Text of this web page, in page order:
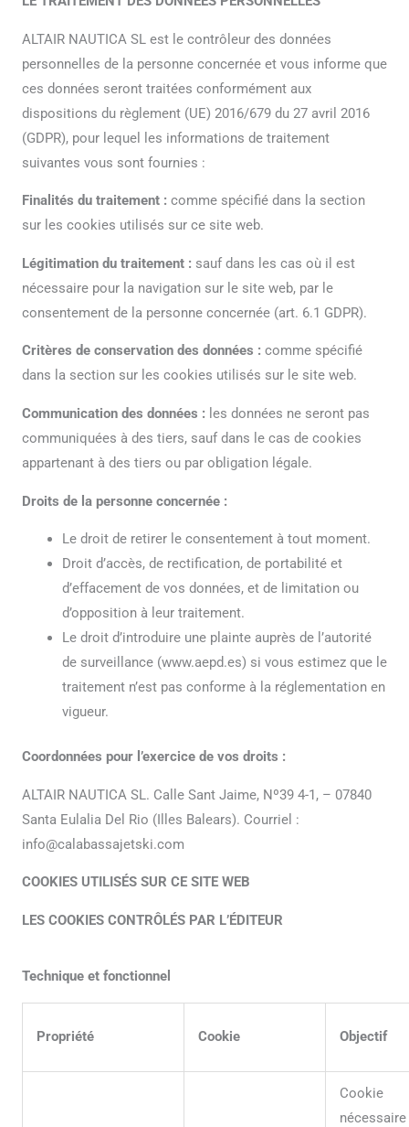
ALTAIR NAUTICA SL est le contrôleur des données
personnelles de la personne concernée et vous informe que
ces données seront traitées conformément aux
dispositions du règlement (UE) 2016/679 du 27 avril 2016
(GDPR), pour lequel les informations de traitement
suivantes vous sont fournies :
Finalités du traitement : comme spécifié dans la section
sur les cookies utilisés sur ce site web.
Légitimation du traitement : sauf dans les cas où il est
nécessaire pour la navigation sur le site web, par le
consentement de la personne concernée (art. 6.1 GDPR).
Critères de conservation des données : comme spécifié
dans la section sur les cookies utilisés sur le site web.
Communication des données : les données ne seront pas
communiquées à des tiers, sauf dans le cas de cookies
appartenant à des tiers ou par obligation légale.
Droits de la personne concernée :
Le droit de retirer le consentement à tout moment.
Droit d’accès, de rectification, de portabilité et
d’effacement de vos données, et de limitation ou
d’opposition à leur traitement.
Le droit d’introduire une plainte auprès de l’autorité
de surveillance (www.aepd.es) si vous estimez que le
traitement n’est pas conforme à la réglementation en
vigueur.
Coordonnées pour l’exercice de vos droits :
ALTAIR NAUTICA SL. Calle Sant Jaime, Nº39 4-1, – 07840
Santa Eulalia Del Rio (Illes Balears). Courriel :
info@calabassajetski.com
COOKIES UTILISÉS SUR CE SITE WEB
LES COOKIES CONTRÔLÉS PAR L’ÉDITEUR
Technique et fonctionnel
Propriété Cookie Objectif
Cookie
nécessaire